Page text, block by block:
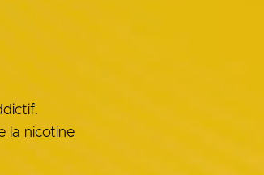
la nicotine